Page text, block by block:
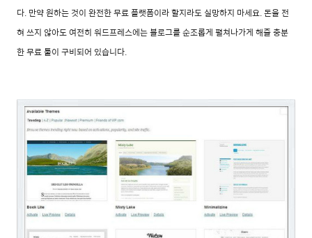
다. 만약 원하는 것이 완전한 무료 플랫폼이라 할지라도 실망하지 마세요. 돈을 전
혀 쓰지 않아도 여전히 워드프레스에는 블로그를 순조롭게 펼쳐나가게 해줄 충분
한 무료 툴이 구비되어 있습니다.